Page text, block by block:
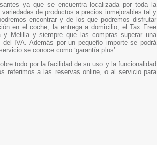
ya que se encuentra localizada por toda la
de productos a precios inmejorables tal y
encontrar y de los que podremos disfrutar
en el coche, la entrega a domicilio, el Tax Free
y Melilla y siempre que las compras superar una
IVA. Además por un pequeño importe se podrá
se conoce como ‘garantía plus’.
todo por la facilidad de su uso y la funcionalidad
referimos a las reservas online, o al servicio para